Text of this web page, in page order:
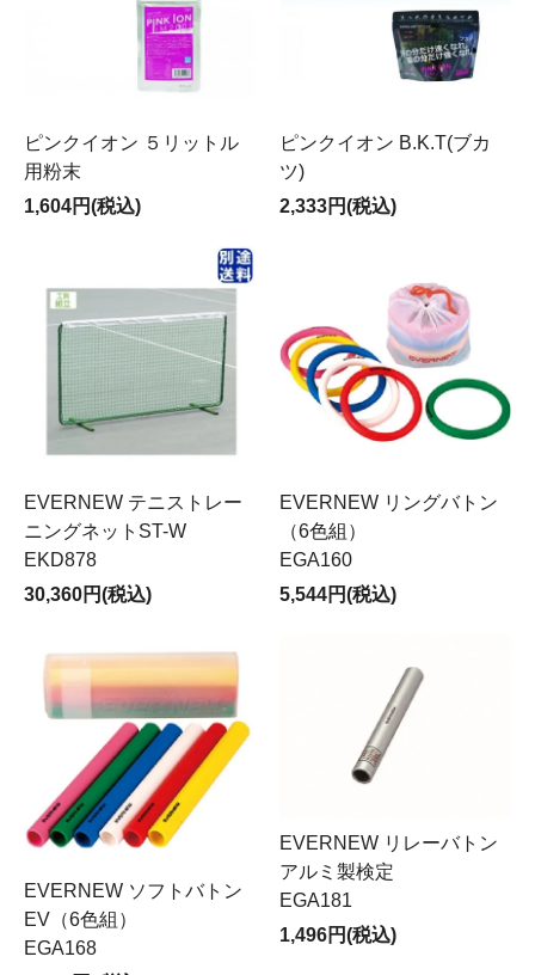
ピンクイオン ５リットル
用粉末
1,604円(税込)
ピンクイオン B.K.T(ブカ
ツ)
2,333円(税込)
EVERNEW テニストレー
ニングネットST-W
EKD878
30,360円(税込)
EVERNEW リングバトン
（6色組）
EGA160
5,544円(税込)
EVERNEW ソフトバトン
EV（6色組）
EGA168
EVERNEW リレーバトン
アルミ製検定
EGA181
1,496円(税込)